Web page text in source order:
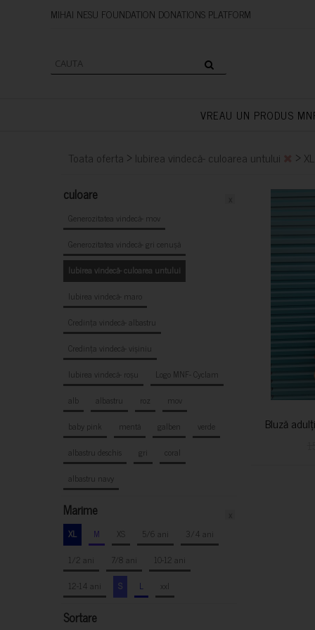
MIHAI NESU FOUNDATION
VREAU UN PRODUS
Toata oferta > Iubirea vindecă- culoarea untului > XL
culoare
Generozitatea vindecă- mov
Generozitatea vindecă- gri cenușă
Iubirea vindecă- culoarea untului
Iubirea vindecă- maro
Credința vindecă- albastru
Credința vindecă- vișiniu
Iubirea vindecă- roșu
Logo MNF- Cyclam
alb
albastru roz
mov
baby pink
mentă galben
verde
albastru deschis
gri
coral
albastru navy
Marime
XL M XS 5/6 ani
3/4 ani
1/2 ani
7/8 ani
10-12 ani
12-14 ani
S L xxl
Sortare
Bluză